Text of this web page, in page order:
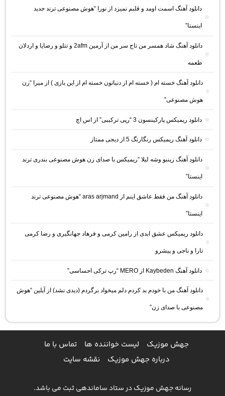
دانلود آهنگ اسمت اومد و قلبم نمیزد از نورا “هوش مصنوعی ترند جدید
اینستا”
دانلود آهنگ شاد همسر من تاج سر من از آرمین 2afm و تتلو و رضایا و اردلان
طعمه
دانلود آهنگ خسته ام ( خسته ام از دنیاتون خسته ام از این بازی ) از میرا “زن
هوش مصنوعی”
دانلود ریمیکس پارکینسون 3 “رپی ترکیبی” از اس اچ
دانلود آهنگ ریمیکس رنگارنگ 5 از دیجی ممتاز
دانلود آهنگ زینبو وشه لیلا “ریمیکس با صدای زن هوش مصنوعی بندری ترند
اینستا”
دانلود آهنگ من فقط عاشق اینم از aras arjmand “هوش مصنوعی ترند
اینستا”
دانلود ریمیکس عشق ابدی از رامین کرمی و فرهاد جهانگیری و رضا کرمی
تارا و ناجی و پیشرو
دانلود آهنگ Kaybeden از MERO “رپ ترکی احساسی”
دانلود آهنگ من با خودم بد کردم دلم میخواد برگردم (دیدی نشد) از آیلین “هوش
مصنوعی با صدای زن”
جهش موزیک لیست خواننده ها
تماس با ما
درباره جهش موزیک
نقشه سایت
رسانه جهش موزیک در ستاد ساماندهی ثبت می باشد.